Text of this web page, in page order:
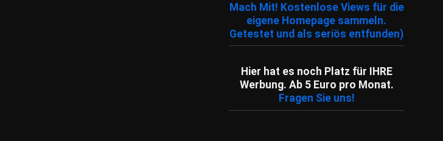
Mach Mit! Kostenlose Views für die
eigene Homepage sammeln.
Getestet und als seriös entfunden)
Hier hat es noch Platz für IHRE
Werbung. Ab 5 Euro pro Monat.
Fragen Sie uns!